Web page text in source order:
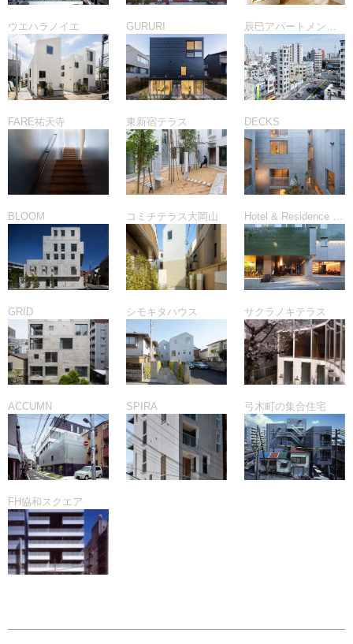
ウエハラノイエ GURURI 辰巳アパートメントハウス
FARE祐天寺 東新宿テラス DECKS
BLOOM コミチテラス大岡山 Hotel & Residence Roppongi
GRID シモキタハウス サクラノキテラス
ACCUMN SPIRA 弓木町の集合住宅
FH協和スクエア